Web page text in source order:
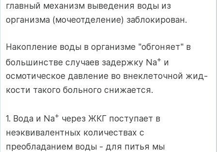
главный механизм выведения воды из
организма (мочеотделение) заблокирован.
Накопление воды в организме "обгоняет" в
большинстве слу­чаев задержку Na+ и
осмотическое давление во внеклеточной жид­
кости такого больного снижается.
1. Вода и Na+ через ЖКГ поступает в
неэквивалентных коли­чествах с
преобладанием воды - для питья мы